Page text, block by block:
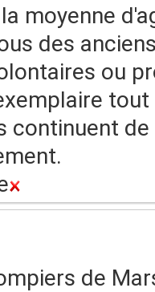
moyenne
des
ou
continuent
de